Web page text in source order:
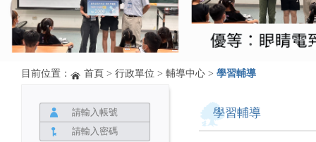
目前位置： 首頁 > 行政單位 > 輔導中心 > 學習輔導
學習輔導